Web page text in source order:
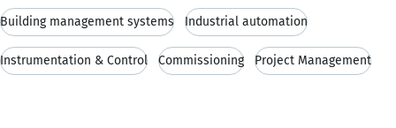
Building management systems Industrial automation
Instrumentation & Control Commissioning Project Management